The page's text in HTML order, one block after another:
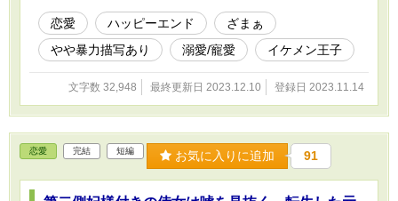
恋愛 ハッピーエンド
ざまぁ
やや暴力描写あり
溺愛/寵愛 イケメン王子
文字数 32,948 最終更新日 2023.12.10 登録日 2023.11.14
恋愛 完結 短編 お気に入りに追加 91